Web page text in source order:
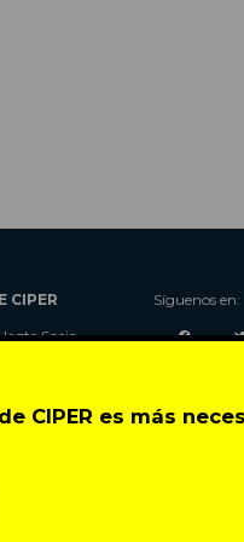
CIPER es más
CIPER
Socio
Contacto
Síguenos en: